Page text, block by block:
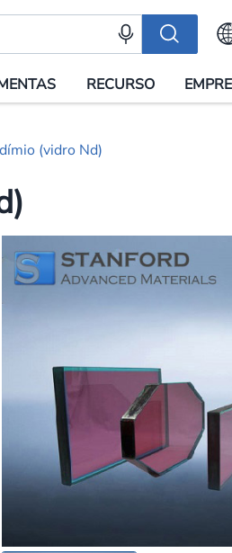
日本語
RECURSO
(vidro Nd)